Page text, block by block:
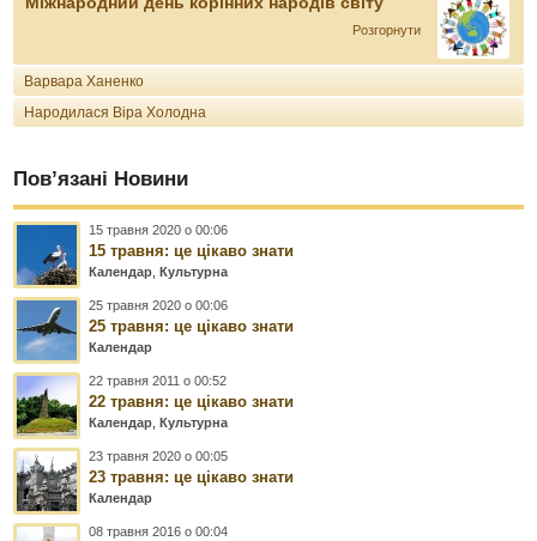
Розгорнути
Варвара Ханенко
Народилася Віра Холодна
Пов’язані Новини
15 травня 2020 о 00:06
15 травня: це цікаво знати
Календар ,Культурна
25 травня 2020 о 00:06
25 травня: це цікаво знати
Календар
22 травня 2011 о 00:52
22 травня: це цікаво знати
Календар ,Культурна
23 травня 2020 о 00:05
23 травня: це цікаво знати
Календар
08 травня 2016 о 00:04